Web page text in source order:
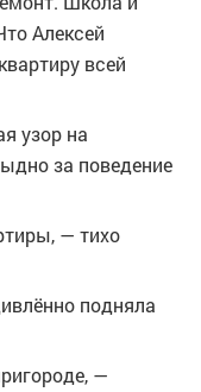
Алексей
всей
узор на
за поведение
— тихо
подняла
—